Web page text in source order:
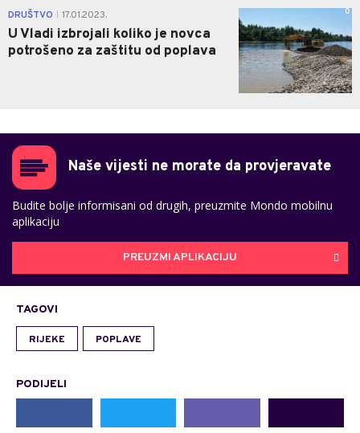
DRUŠTVO 17.01.2023.
U Vladi izbrojali koliko je novca
potrošeno za zaštitu od poplava
0
Naše vijesti ne morate da provjeravate
Budite bolje informisani od drugih, preuzmite Mondo mobilnu
aplikaciju
PREUZMI APLIKACIJU
TAGOVI
RIJEKE POPLAVE
PODIJELI